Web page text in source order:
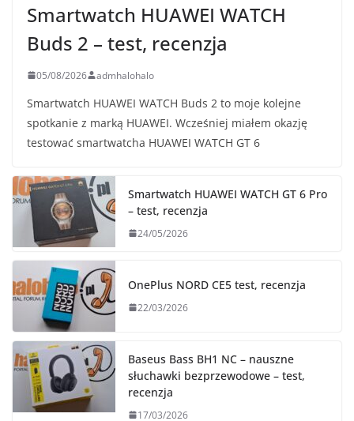
Smartwatch HUAWEI WATCH
Buds 2 – test, recenzja
05/08/2026 admhalohalo
Smartwatch HUAWEI WATCH Buds 2 to moje kolejne
spotkanie z marką HUAWEI. Wcześniej miałem okazję
testować smartwatcha HUAWEI WATCH GT 6
Smartwatch HUAWEI WATCH GT 6 Pro
– test, recenzja
24/05/2026
OnePlus NORD CE5 test, recenzja
22/03/2026
Baseus Bass BH1 NC – nauszne
słuchawki bezprzewodowe – test,
recenzja
17/03/2026